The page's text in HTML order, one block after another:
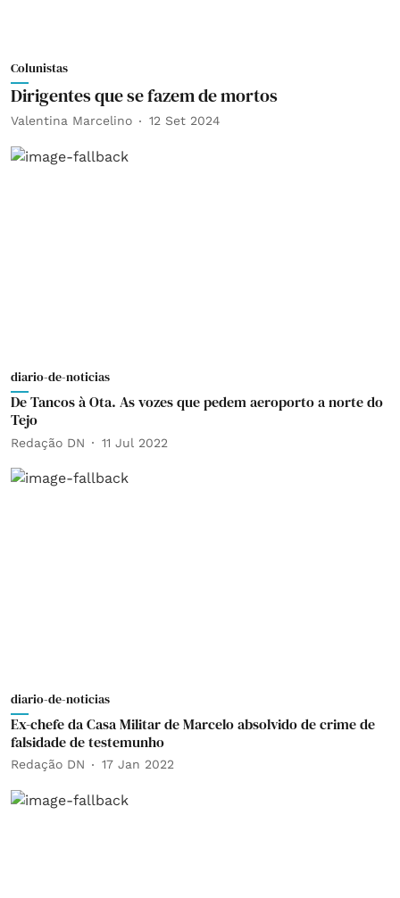
Colunistas
Dirigentes que se fazem de mortos
Valentina Marcelino 12 Set 2024
diario-de-noticias
De Tancos à Ota. As vozes que pedem aeroporto a norte do
Tejo
Redação DN 11 Jul 2022
diario-de-noticias
Ex-chefe da Casa Militar de Marcelo absolvido de crime de
falsidade de testemunho
Redação DN 17 Jan 2022